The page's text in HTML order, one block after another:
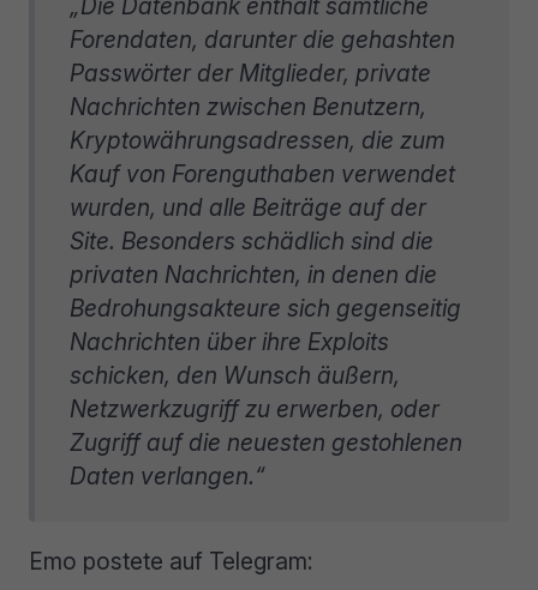
Forendaten, darunter die gehashten
Passwörter der Mitglieder, private
Nachrichten zwischen Benutzern,
Kryptowährungsadressen, die zum
Kauf von Forenguthaben verwendet
wurden, und alle Beiträge auf der
Site. Besonders schädlich sind die
privaten Nachrichten, in denen die
Bedrohungsakteure sich gegenseitig
Nachrichten über ihre Exploits
schicken, den Wunsch äußern,
Netzwerkzugriff zu erwerben, oder
Zugriff auf die neuesten gestohlenen
Daten verlangen.“
Emo postete auf Telegram: